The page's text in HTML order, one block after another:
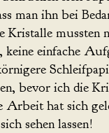
man ihn bei
Kristalle mussten
einfache
bevor ich die
Arbeit hat sich
sehen lassen!